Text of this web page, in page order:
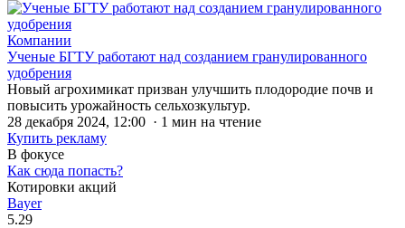
Компании
Ученые БГТУ работают над созданием гранулированного
удобрения
Новый агрохимикат призван улучшить плодородие почв и
повысить урожайность сельхозкультур.
28 декабря 2024, 12:00 · 1 мин на чтение
Купить рекламу
В фокусе
Как сюда попасть?
Котировки акций
Bayer
5.29